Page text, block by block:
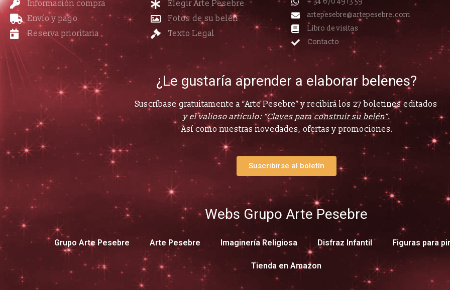
Información compra
Envío y pago
Reserva prioritaria
Elegir Arte Pesebre
Fotos de su belén
Texto Legal
artepesebre@artepesebre.com
Libro de visitas
Contacto
¿Le gustaría aprender a elaborar belenes?
Suscríbase gratuitamente a “Arte Pesebre” y recibirá los 27 boletines editados
y el valioso artículo: “Claves para construir su belén”.
Así como nuestras novedades, ofertas y promociones.
Suscribirse al boletín
Webs Grupo Arte Pesebre
Grupo Arte Pesebre Arte Pesebre Imaginería Religiosa Disfraz Infantil Figuras para
Tienda en Amazon